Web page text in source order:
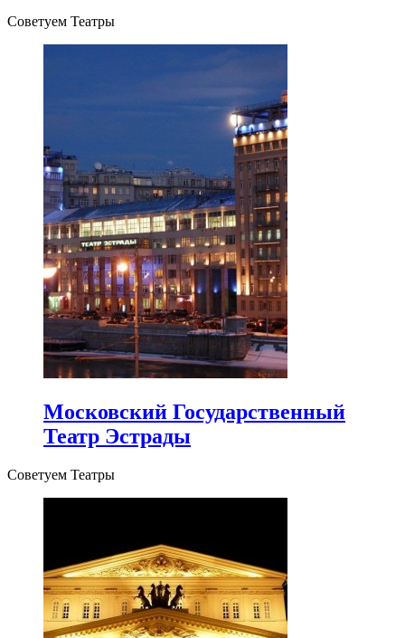
Советуем Театры
Московский Государственный
Театр Эстрады
Советуем Театры